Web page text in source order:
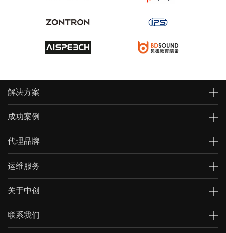
解决方案
成功案例
代理品牌
运维服务
关于中创
联系我们